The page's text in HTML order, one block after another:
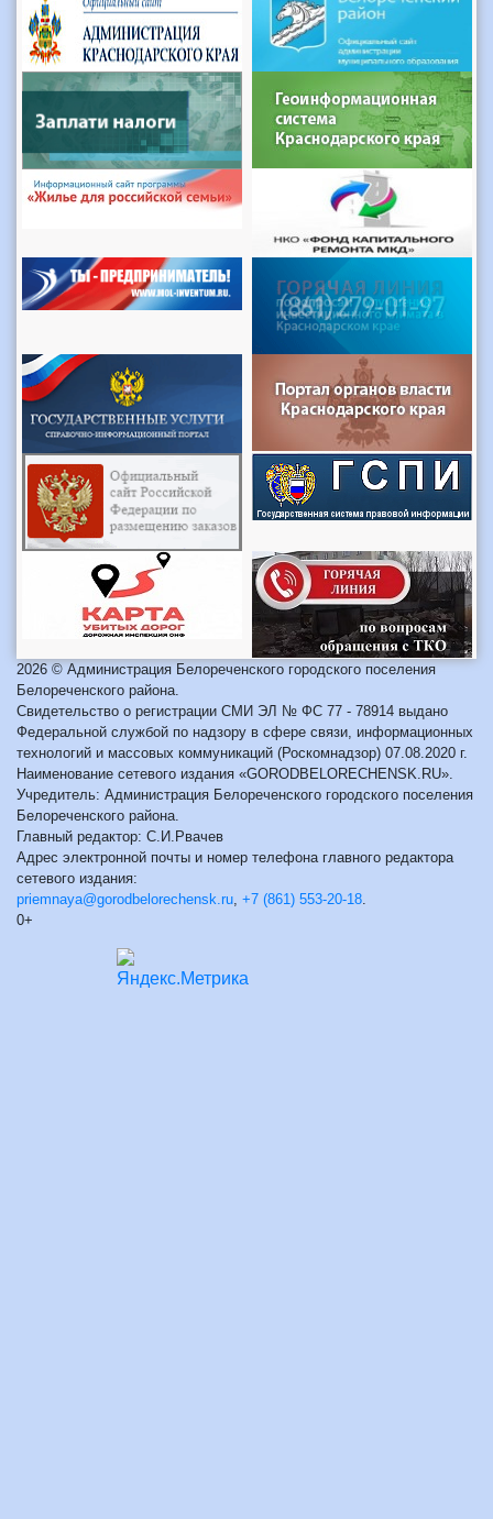
2026 © Администрация Белореченского городского поселения
Белореченского района.
Свидетельство о регистрации СМИ ЭЛ № ФС 77 - 78914 выдано
Федеральной службой по надзору в сфере связи, информационных
технологий и массовых коммуникаций (Роскомнадзор) 07.08.2020 г.
Наименование сетевого издания «GORODBELORECHENSK.RU».
Учредитель: Администрация Белореченского городского поселения
Белореченского района.
Главный редактор: С.И.Рвачев
Адрес электронной почты и номер телефона главного редактора
сетевого издания:
priemnaya@gorodbelorechensk.ru +7 (861) 553-20-18
0+